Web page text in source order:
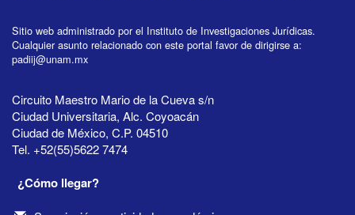
Sitio web administrado por el Instituto de Investigaciones Jurídicas.
Cualquier asunto relacionado con este portal favor de dirigirse a:
padiij@unam.mx
Circuito Maestro Mario de la Cueva s/n
Ciudad Universitaria, Alc. Coyoacán
Ciudad de México, C.P. 04510
Tel. +52(55)5622 7474
¿Cómo llegar?